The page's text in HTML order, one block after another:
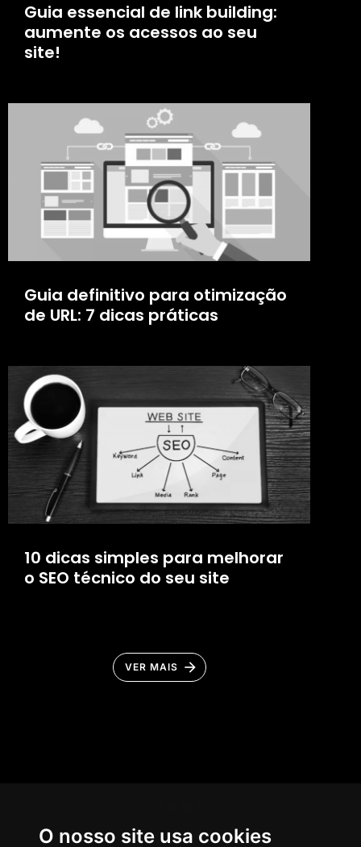
O nosso site usa cookies
Guia essencial de link building:
aumente os acessos ao seu
site!
Guia definitivo para otimização
de URL: 7 dicas práticas
10 dicas simples para melhorar
o SEO técnico do seu site
VER MAIS
AGÊNCIA